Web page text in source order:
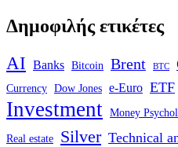
Δημοφιλής ετικέτες
AI Banks Bitcoin Brent BTC
Currency Dow Jones e-Euro ETF
Investment Money
Real estate Silver Technical